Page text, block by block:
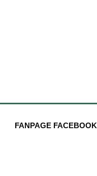
FANPAGE FACEBOOK